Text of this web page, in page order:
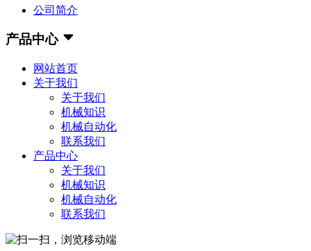
公司简介
产品中心
网站首页
关于我们
关于我们
机械知识
机械自动化
联系我们
产品中心
关于我们
机械知识
机械自动化
联系我们